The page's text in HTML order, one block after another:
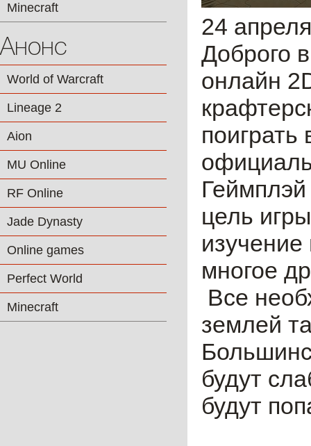
Minecraft
Анонс
World of Warcraft
Lineage 2
Aion
MU Online
RF Online
Jade Dynasty
Online games
Perfect World
Minecraft
24
Доброго
онлайн
цель
многое
Все
землей
будут
будут